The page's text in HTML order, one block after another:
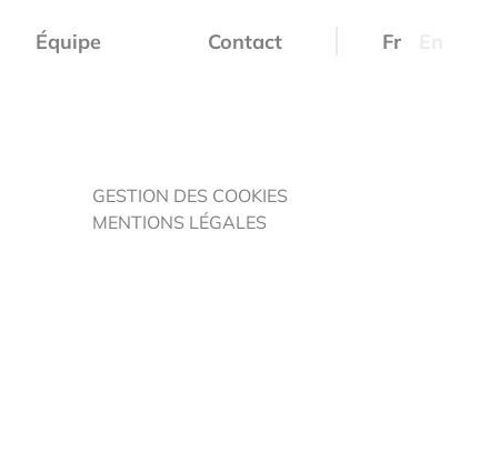
Équipe Contact Fr
GESTION DES COOKIES
MENTIONS LÉGALES